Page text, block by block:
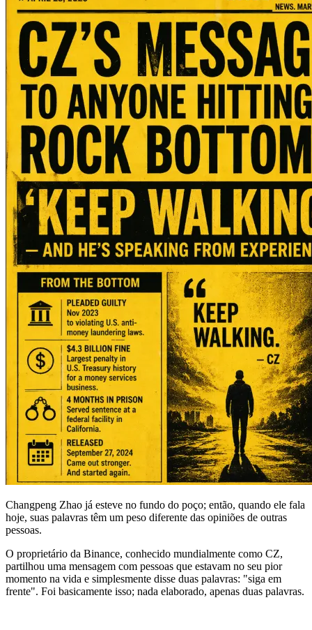
Changpeng Zhao já esteve no fundo do poço; então, quando ele fala
hoje, suas palavras têm um peso diferente das opiniões de outras
pessoas.
O proprietário da Binance, conhecido mundialmente como CZ,
partilhou uma mensagem com pessoas que estavam no seu pior
momento na vida e simplesmente disse duas palavras: "siga em
frente". Foi basicamente isso; nada elaborado, apenas duas palavras.